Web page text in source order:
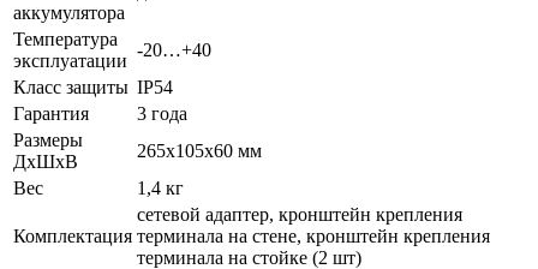
аккумулятора
Температура
эксплуатации
-20…+40
Класс защиты IP54
Гарантия
3 года
Размеры
ДхШхВ
265x105x60 мм
Вес
1,4 кг
Комплектация
сетевой адаптер, кронштейн крепления
терминала на стене, кронштейн крепления
терминала на стойке (2 шт)